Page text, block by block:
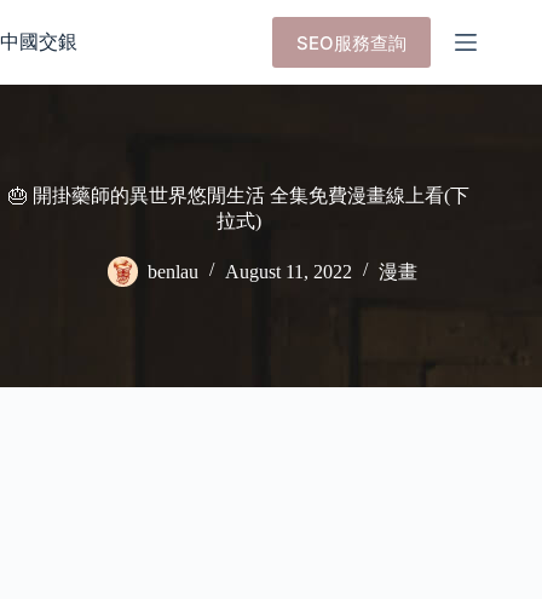
to
content
中國交銀 SEO服務查詢
🎂 開掛藥師的異世界悠閒生活 全集免費漫畫線上看(下
拉式)
benlau August 11, 2022 漫畫